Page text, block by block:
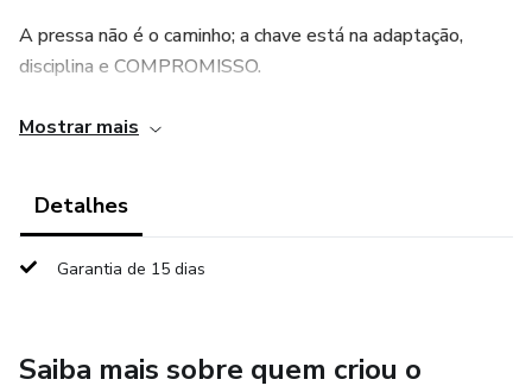
A pressa não é o caminho; a chave está na adaptação,
disciplina e COMPROMISSO.
Acredito que a flexibilidade vai muito além do corpo, chega
Este ebook foi criado com muito carinho para te ajudar a
da tua vida.
familiares para que possam beneficiar deste ebook
Mostrar mais
Detalhes
Garantia de 15 dias
Saiba mais sobre quem criou o